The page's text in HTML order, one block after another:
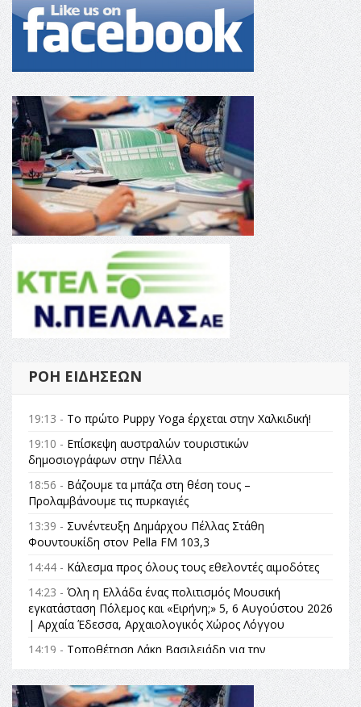
ΡΟΉ ΕΙΔΉΣΕΩΝ
19:13 - Το πρώτο Puppy Yoga έρχεται στην Χαλκιδική!
19:10 - Επίσκεψη αυστραλών τουριστικών
δημοσιογράφων στην Πέλλα
18:56 - Βάζουμε τα μπάζα στη θέση τους –
Προλαμβάνουμε τις πυρκαγιές
13:39 - Συνέντευξη Δημάρχου Πέλλας Στάθη
Φουντουκίδη στον Pella FM 103,3
14:44 - Κάλεσμα προς όλους τους εθελοντές αιμοδότες
14:23 - Όλη η Ελλάδα ένας πολιτισμός Μουσική
εγκατάσταση Πόλεμος και «Ειρήνη;» 5, 6 Αυγούστου 2026
| Αρχαία Έδεσσα, Αρχαιολογικός Χώρος Λόγγου
14:19 - Τοποθέτηση Λάκη Βασιλειάδη για την
Αναθεώρηση του Συντάγματος: «Σε τέτοιες κορυφαίες
θεσμικές διαδικασίες υπάρχει μόνο η ευθύνη απέναντι
στις επόμενες γενιές»